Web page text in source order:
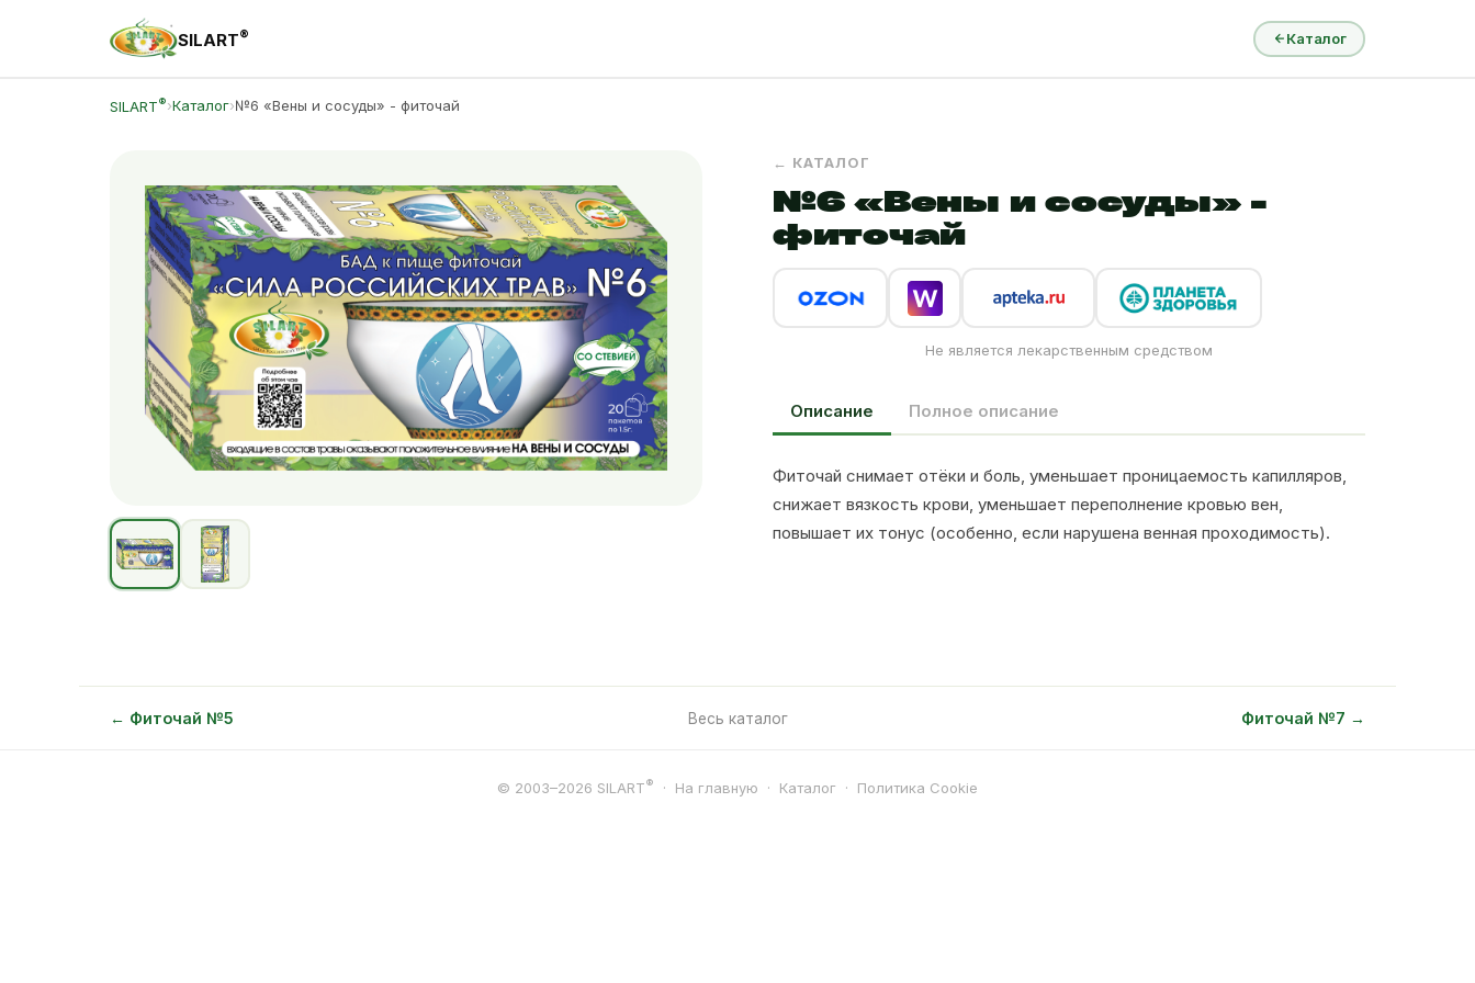
SILART® Каталог
SILART®›Каталог›№6 «Вены и сосуды» - фиточай
← КАТАЛОГ
№6 «Вены и сосуды» -
фиточай
Не является лекарственным средством
Описание Полное описание
Фиточай снимает отёки и боль, уменьшает проницаемость капилляров,
снижает вязкость крови, уменьшает переполнение кровью вен,
повышает их тонус (особенно, если нарушена венная проходимость).
← Фиточай №5 Весь каталог Фиточай №7 →
© 2003–2026 SILART® · На главную · Каталог · Политика Cookie